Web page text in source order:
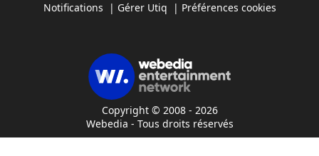
Notifications | Gérer Utiq | Préférences cookies
Copyright © 2008 - 2026
Webedia - Tous droits réservés